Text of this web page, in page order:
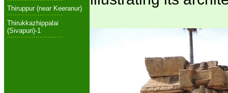
Thiruppur (near Keeranur)
Thirukkazhippalai
(Sivapuri)-1